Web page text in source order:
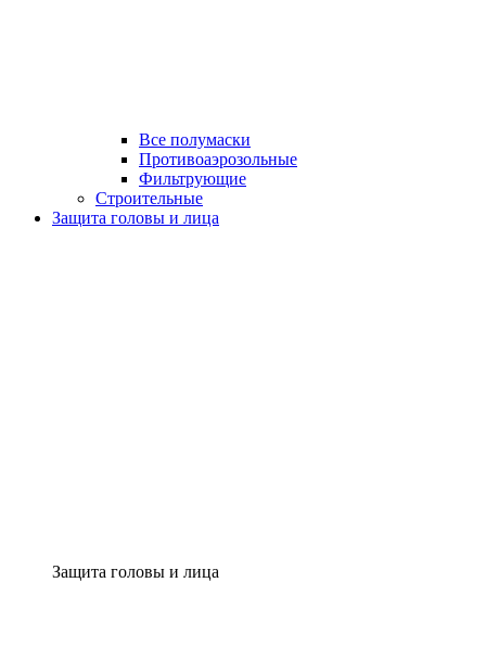
Все полумаски
Противоаэрозольные
Фильтрующие
Строительные
Защита головы и лица
Защита головы и лица